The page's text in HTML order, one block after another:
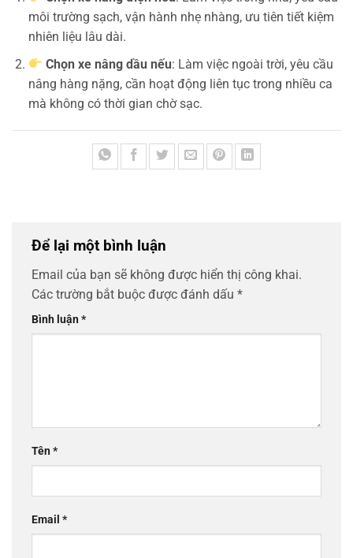
môi trường sạch, vận hành nhẹ nhàng, ưu tiên tiết kiệm
nhiên liệu lâu dài.
Chọn xe nâng dầu nếu: Làm việc ngoài trời, yêu cầu
nâng hàng nặng, cần hoạt động liên tục trong nhiều ca
mà không có thời gian chờ sạc.
Để lại một bình luận
Email của bạn sẽ không được hiển thị công khai.
Các trường bắt buộc được đánh dấu *
Bình luận*
Tên*
Email *